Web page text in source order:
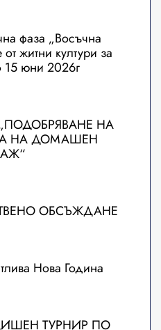
фаза „Восъчна
житни култури за
15 юни 2026г
НА
НА ДОМАШЕН
ОБСЪЖДАНЕ
Нова Година
ТУРНИР ПО